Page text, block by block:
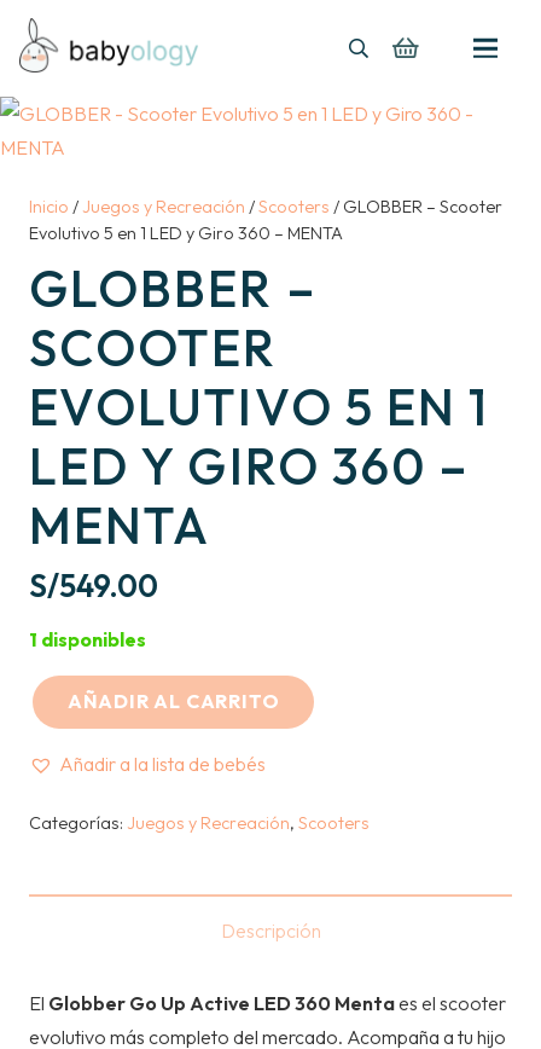
Inicio /Juegos y Recreación /Scooters / GLOBBER – Scooter
Evolutivo 5 en 1 LED y Giro 360 – MENTA
GLOBBER –
SCOOTER
EVOLUTIVO 5 EN 1
LED Y GIRO 360 –
MENTA
S/549.00
1 disponibles
GLOBBER
Evolutivo
AÑADIR AL CARRITO
Añadir a la lista de bebés
Categorías: Juegos y Recreación, Scooters
Descripción
El Globber Go Up Active LED 360 Mentaes el scooter
evolutivo más completo del mercado. Acompaña a tu hijo